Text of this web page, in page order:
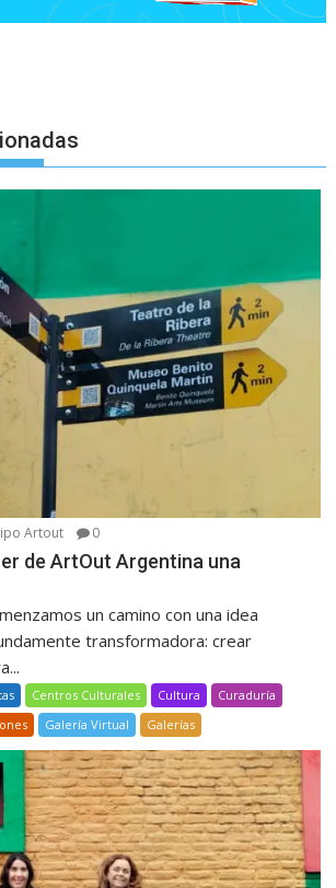
Artout 0
de ArtOut Argentina una
un camino con una idea
transformadora: crear
Centros Culturales Cultura
Curaduría
Galería Virtual Galerías